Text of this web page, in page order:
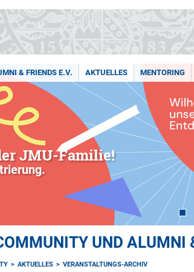
& FRIENDS E.V. AKTUELLES MENTORING
JMU-Familie!
UND ALUMNI
AKTUELLES VERANSTALTUNGS-ARCHIV